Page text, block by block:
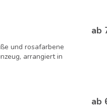
und rosafarbene
arrangiert in
ab
ab